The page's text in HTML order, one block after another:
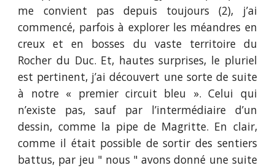
me convient pas depuis toujours (2), j’ai
commencé, parfois à explorer les méandres en
creux et en bosses du vaste territoire du
Rocher du Duc. Et, hautes surprises, le pluriel
est pertinent, j’ai découvert une sorte de suite
à notre « premier circuit bleu ». Celui qui
n’existe pas, sauf par l’intermédiaire d’un
dessin, comme la pipe de Magritte. En clair,
comme il était possible de sortir des sentiers
battus, par jeu " nous " avons donné une suite